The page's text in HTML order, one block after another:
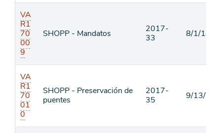
VA
R1
70
00
9
SHOPP - Mandatos
2017-
33
8/1/18
VA
R1
70
01
0
SHOPP - Preservación de
puentes
2017-
35
9/13/18